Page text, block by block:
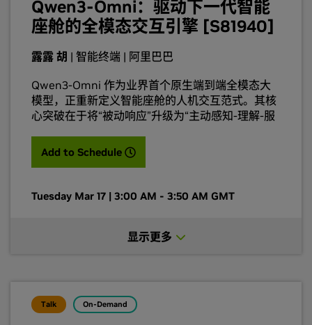
Qwen3-Omni：驱动下一代智能
座舱的全模态交互引擎 [S81940]
露露 胡 | 智能终端 | 阿里巴巴
Qwen3-Omni 作为业界首个原生端到端全模态大
模型，正重新定义智能座舱的人机交互范式。其核
心突破在于将“被动响应”升级为“主动感知-理解-服
智能体。
Add to Schedule (opens in a new tab)
Tuesday Mar 17 | 3:00 AM - 3:50 AM GMT
显示更多
Talk On-Demand